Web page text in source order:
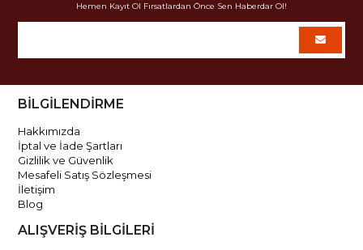
Hemen Kayıt Ol Fırsatlardan Önce Sen Haberdar Ol!
BİLGİLENDİRME
Hakkımızda
İptal ve İade Şartları
Gizlilik ve Güvenlik
Mesafeli Satış Sözleşmesi
İletişim
Blog
ALIŞVERİŞ BİLGİLERİ